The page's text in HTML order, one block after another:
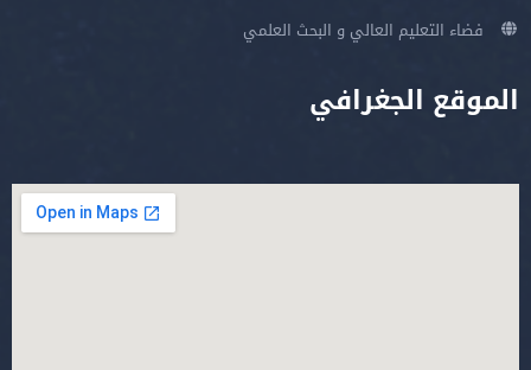
فضاء التعليم العالي و البحث العلمي
الموقع الجغرافي